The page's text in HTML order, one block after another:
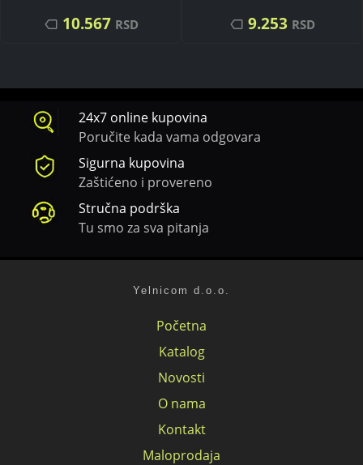
10.567 RSD 9.253 RSD
24x7 online kupovina
Poručite kada vama odgovara
Sigurna kupovina
Zaštićeno i provereno
Stručna podrška
Tu smo za sva pitanja
Yelnicom d.o.o.
Početna
Katalog
Novosti
O nama
Kontakt
Maloprodaja